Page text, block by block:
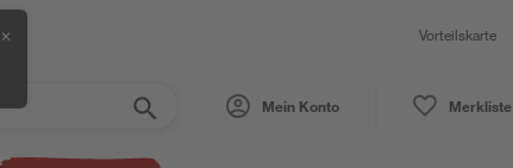
✕ Vorteilskarte
Mein Konto Merkliste